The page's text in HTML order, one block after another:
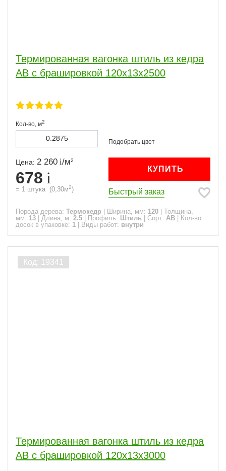
Термированная вагонка штиль из кедра
АВ с брашировкой 120х13х2500
Кол-во, м2
Цена: 2 260 /м2
678
= 1 штука (0,30м2)
КУПИТЬ
Быстрый заказ
Порода дерева: Термокедр Ширина, мм: 120
Толщина,
мм: 13 Длина, м: 2.5 Профиль: Штиль Сорт: АВ
Кол-во
досок в упаковке: 1 Виды работ: внутри
Термированная вагонка штиль из кедра
АВ с брашировкой 120х13х3000